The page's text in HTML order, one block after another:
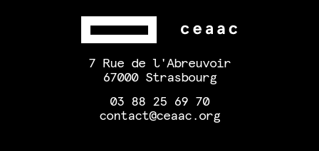
7 Rue de l'Abreuvoir
67000 Strasbourg
03 88 25 69 70
contact@ceaac.org